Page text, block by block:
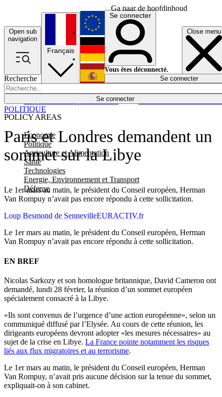
Ga naar de hoofdinhoud
Open sub
navigation
Close menu
Recherche
Se connecter
POLICY AREAS
Economie
Politique
Agriculture et Alimentation
Santé
Technologies
Energie, Environnement et Transport
Défense
Économie
Français
English
Deutsch
Español
Se connecter
Vous êtes déconnecté.
Se connecter
Paris et Londres demandent un
sommet sur la Libye
Le 1er mars au matin, le président du Conseil européen, Herman
Van Rompuy n’avait pas encore répondu à cette sollicitation.
POLITIQUE
Loup Besmond de SennevilleEURACTIV.fr
Le 1er mars au matin, le président du Conseil européen, Herman
Van Rompuy n’avait pas encore répondu à cette sollicitation.
EN BREF
Nicolas Sarkozy et son homologue britannique, David Cameron ont
demandé, lundi 28 février, la réunion d’un sommet européen
spécialement consacré à la Libye.
«Ils sont convenus de l’urgence d’une action européenne», selon un
communiqué diffusé par l’Elysée. Au cours de cette réunion, les
dirigeants européens devront adopter «les mesures nécessaires» au
sujet de la crise en Libye. La France pointe notamment les risques
liés aux flux migratoires et au terrorisme.
Le 1er mars au matin, le président du Conseil européen, Herman
Van Rompuy, n’avait pris aucune décision sur la tenue du sommet,
expliquait-on à son cabinet.